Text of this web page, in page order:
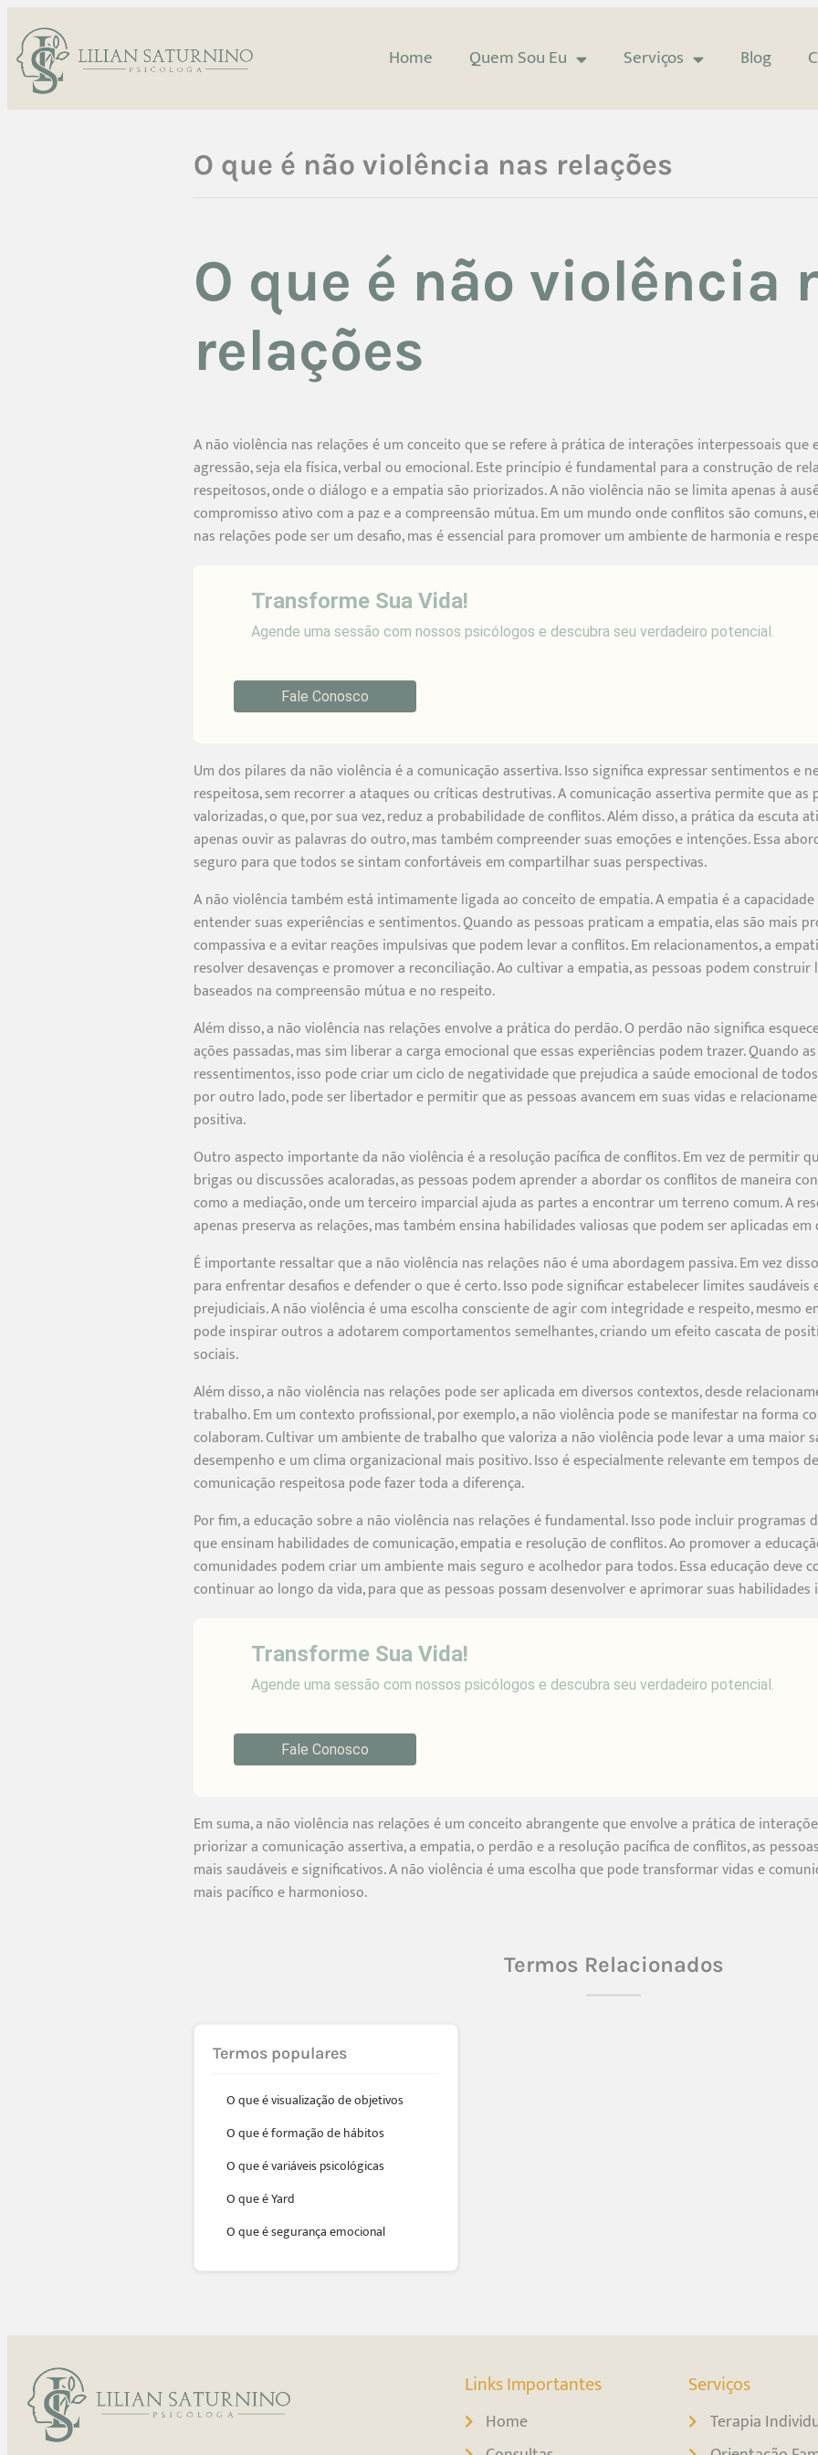
Home Quem Sou Eu Serviços Blog
O que é não violência nas relações
O que é não violência
relações
A não violência nas relações é um conceito que se refere à prática de interações interpessoais
agressão, seja ela física, verbal ou emocional. Este princípio é fundamental para a construção de
respeitosos, onde o diálogo e a empatia são priorizados. A não violência não se limita apenas à
compromisso ativo com a paz e a compreensão mútua. Em um mundo onde conflitos são comuns,
nas relações pode ser um desafio, mas é essencial para promover um ambiente de harmonia e
Transforme Sua Vida!
Agende uma sessão com nossos psicólogos e descubra seu verdadeiro potencial.
Fale Conosco
Um dos pilares da não violência é a comunicação assertiva. Isso significa expressar sentimentos e
respeitosa, sem recorrer a ataques ou críticas destrutivas. A comunicação assertiva permite que as
valorizadas, o que, por sua vez, reduz a probabilidade de conflitos. Além disso, a prática da escuta
apenas ouvir as palavras do outro, mas também compreender suas emoções e intenções. Essa
seguro para que todos se sintam confortáveis em compartilhar suas perspectivas.
A não violência também está intimamente ligada ao conceito de empatia. A empatia é a
entender suas experiências e sentimentos. Quando as pessoas praticam a empatia, elas são mais
compassiva e a evitar reações impulsivas que podem levar a conflitos. Em relacionamentos, a
resolver desavenças e promover a reconciliação. Ao cultivar a empatia, as pessoas podem
baseados na compreensão mútua e no respeito.
Além disso, a não violência nas relações envolve a prática do perdão. O perdão não significa
ações passadas, mas sim liberar a carga emocional que essas experiências podem trazer. Quando
ressentimentos, isso pode criar um ciclo de negatividade que prejudica a saúde emocional de
por outro lado, pode ser libertador e permitir que as pessoas avancem em suas vidas e
positiva.
Outro aspecto importante da não violência é a resolução pacífica de conflitos. Em vez de permitir
brigas ou discussões acaloradas, as pessoas podem aprender a abordar os conflitos de maneira
como a mediação, onde um terceiro imparcial ajuda as partes a encontrar um terreno comum. A
apenas preserva as relações, mas também ensina habilidades valiosas que podem ser aplicadas em
É importante ressaltar que a não violência nas relações não é uma abordagem passiva. Em vez
para enfrentar desafios e defender o que é certo. Isso pode significar estabelecer limites
prejudiciais. A não violência é uma escolha consciente de agir com integridade e respeito, mesmo
pode inspirar outros a adotarem comportamentos semelhantes, criando um efeito cascata de
sociais.
Além disso, a não violência nas relações pode ser aplicada em diversos contextos, desde
trabalho. Em um contexto profissional, por exemplo, a não violência pode se manifestar na forma
colaboram. Cultivar um ambiente de trabalho que valoriza a não violência pode levar a uma maior
desempenho e um clima organizacional mais positivo. Isso é especialmente relevante em tempos
comunicação respeitosa pode fazer toda a diferença.
Por fim, a educação sobre a não violência nas relações é fundamental. Isso pode incluir
que ensinam habilidades de comunicação, empatia e resolução de conflitos. Ao promover a
comunidades podem criar um ambiente mais seguro e acolhedor para todos. Essa educação deve
continuar ao longo da vida, para que as pessoas possam desenvolver e aprimorar suas habilidades
Transforme Sua Vida!
Agende uma sessão com nossos psicólogos e descubra seu verdadeiro potencial.
Fale Conosco
Em suma, a não violência nas relações é um conceito abrangente que envolve a prática de
priorizar a comunicação assertiva, a empatia, o perdão e a resolução pacífica de conflitos, as
mais saudáveis e significativos. A não violência é uma escolha que pode transformar vidas e
mais pacífico e harmonioso.
Termos Relacionados
Termos populares
O que é visualização de objetivos
O que é formação de hábitos
O que é variáveis psicológicas
O que é Yard
O que é segurança emocional
Links Importantes
Home
Serviços
Terapia